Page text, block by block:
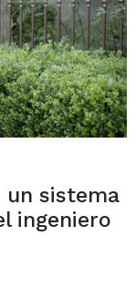
un sistema
ingeniero